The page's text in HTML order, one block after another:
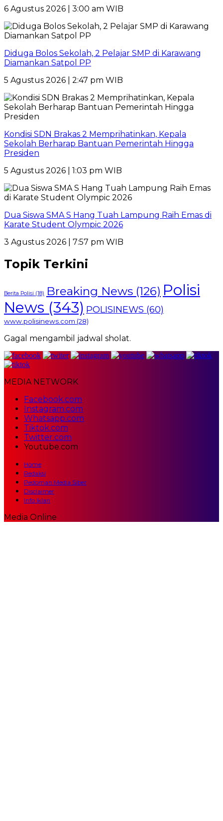
6 Agustus 2026 | 3:00 am WIB
Diduga Bolos Sekolah, 2 Pelajar SMP di Karawang
Diamankan Satpol PP
5 Agustus 2026 | 2:47 pm WIB
Kondisi SDN Brakas 2 Memprihatinkan, Kepala
Sekolah Berharap Bantuan Pemerintah Hingga
Presiden
5 Agustus 2026 | 1:03 pm WIB
Dua Siswa SMA S Hang Tuah Lampung Raih Emas di
Karate Student Olympic 2026
3 Agustus 2026 | 7:57 pm WIB
Topik Terkini
Berita Polisi (18) Breaking News (126) Polisi
News (343) POLISINEWS (60)
www.polisinews.com (28)
Gagal mengambil jadwal sholat.
MEDIA NETWORK
Facebook.com
Instagram.com
Whatsapp.com
Tiktok.com
Twitter.com
Youtube.com
Home
Redaksi
Pedoman Media Siber
Disclaimer
Info Iklan
Media Online